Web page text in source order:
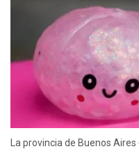
La provincia de Buenos